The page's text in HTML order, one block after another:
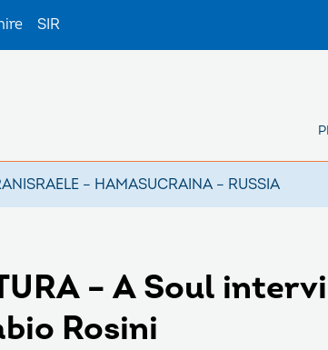
SIR
ISRAELE – HAMASUCRAINA – RUSSIA
– A Soul
Rosini